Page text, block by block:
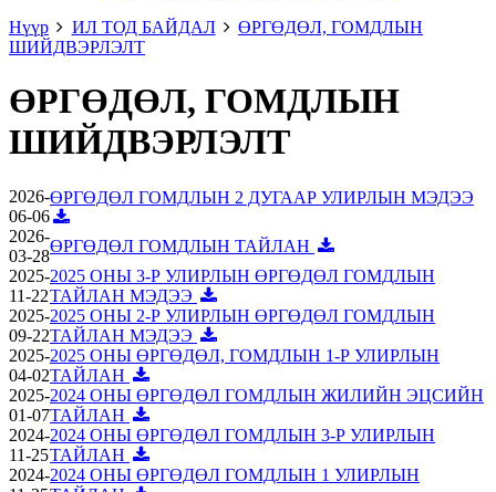
Нүүр
ИЛ ТОД БАЙДАЛ
ӨРГӨДӨЛ, ГОМДЛЫН
ШИЙДВЭРЛЭЛТ
ӨРГӨДӨЛ, ГОМДЛЫН
ШИЙДВЭРЛЭЛТ
2026-
06-06
ӨРГӨДӨЛ ГОМДЛЫН 2 ДУГААР УЛИРЛЫН МЭДЭЭ
2026-
03-28
ӨРГӨДӨЛ ГОМДЛЫН ТАЙЛАН
2025-
11-22
2025 ОНЫ 3-Р УЛИРЛЫН ӨРГӨДӨЛ ГОМДЛЫН
ТАЙЛАН МЭДЭЭ
2025-
09-22
2025 ОНЫ 2-Р УЛИРЛЫН ӨРГӨДӨЛ ГОМДЛЫН
ТАЙЛАН МЭДЭЭ
2025-
04-02
2025 ОНЫ ӨРГӨДӨЛ, ГОМДЛЫН 1-Р УЛИРЛЫН
ТАЙЛАН
2025-
01-07
2024 ОНЫ ӨРГӨДӨЛ ГОМДЛЫН ЖИЛИЙН ЭЦСИЙН
ТАЙЛАН
2024-
11-25
2024 ОНЫ ӨРГӨДӨЛ ГОМДЛЫН 3-Р УЛИРЛЫН
ТАЙЛАН
2024-2024 ОНЫ ӨРГӨДӨЛ ГОМДЛЫН 1 УЛИРЛЫН